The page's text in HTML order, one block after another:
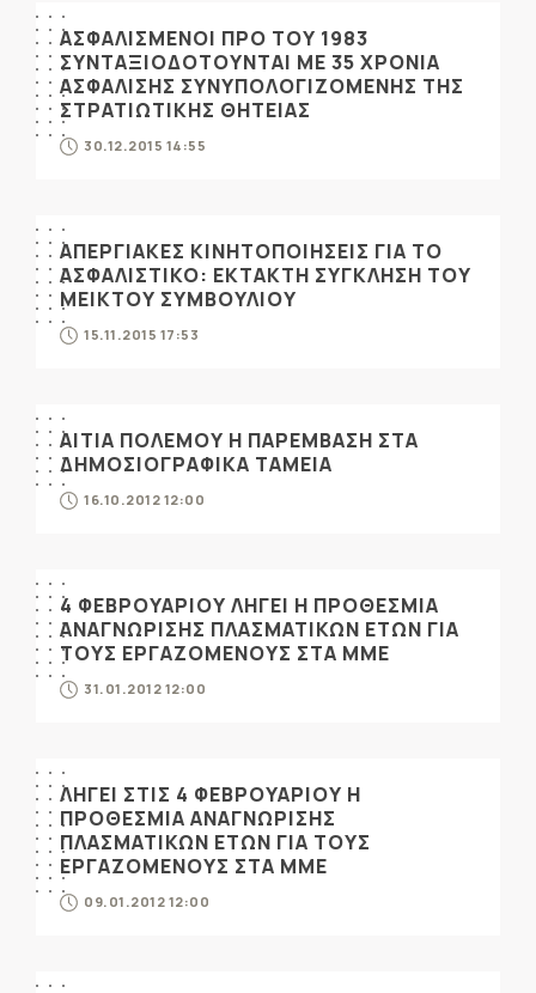
ΑΣΦΑΛΙΣΜΕΝΟΙ ΠΡΟ ΤΟΥ 1983
ΣΥΝΤΑΞΙΟΔΟΤΟΥΝΤΑΙ ΜΕ 35 ΧΡΟΝΙΑ
ΑΣΦΑΛΙΣΗΣ ΣΥΝΥΠΟΛΟΓΙΖΟΜΕΝΗΣ ΤΗΣ
ΣΤΡΑΤΙΩΤΙΚΗΣ ΘΗΤΕΙΑΣ
30.12.2015 14:55
ΑΠΕΡΓΙΑΚΕΣ ΚΙΝΗΤΟΠΟΙΗΣΕΙΣ ΓΙΑ ΤΟ
ΑΣΦΑΛΙΣΤΙΚΟ: ΕΚΤΑΚΤΗ ΣΥΓΚΛΗΣΗ ΤΟΥ
ΜΕΙΚΤΟΥ ΣΥΜΒΟΥΛΙΟΥ
15.11.2015 17:53
ΑΙΤΙΑ ΠΟΛΕΜΟΥ Η ΠΑΡΕΜΒΑΣΗ ΣΤΑ
ΔΗΜΟΣΙΟΓΡΑΦΙΚΑ ΤΑΜΕΙΑ
16.10.2012 12:00
4 ΦΕΒΡΟΥΑΡΙΟΥ ΛΗΓΕΙ Η ΠΡΟΘΕΣΜΙΑ
ΑΝΑΓΝΩΡΙΣΗΣ ΠΛΑΣΜΑΤΙΚΩΝ ΕΤΩΝ ΓΙΑ
ΤΟΥΣ ΕΡΓΑΖΟΜΕΝΟΥΣ ΣΤΑ ΜΜΕ
31.01.2012 12:00
ΛΗΓΕΙ ΣΤΙΣ 4 ΦΕΒΡΟΥΑΡΙΟΥ Η
ΠΡΟΘΕΣΜΙΑ ΑΝΑΓΝΩΡΙΣΗΣ
ΠΛΑΣΜΑΤΙΚΩΝ ΕΤΩΝ ΓΙΑ ΤΟΥΣ
ΕΡΓΑΖΟΜΕΝΟΥΣ ΣΤΑ ΜΜΕ
09.01.2012 12:00